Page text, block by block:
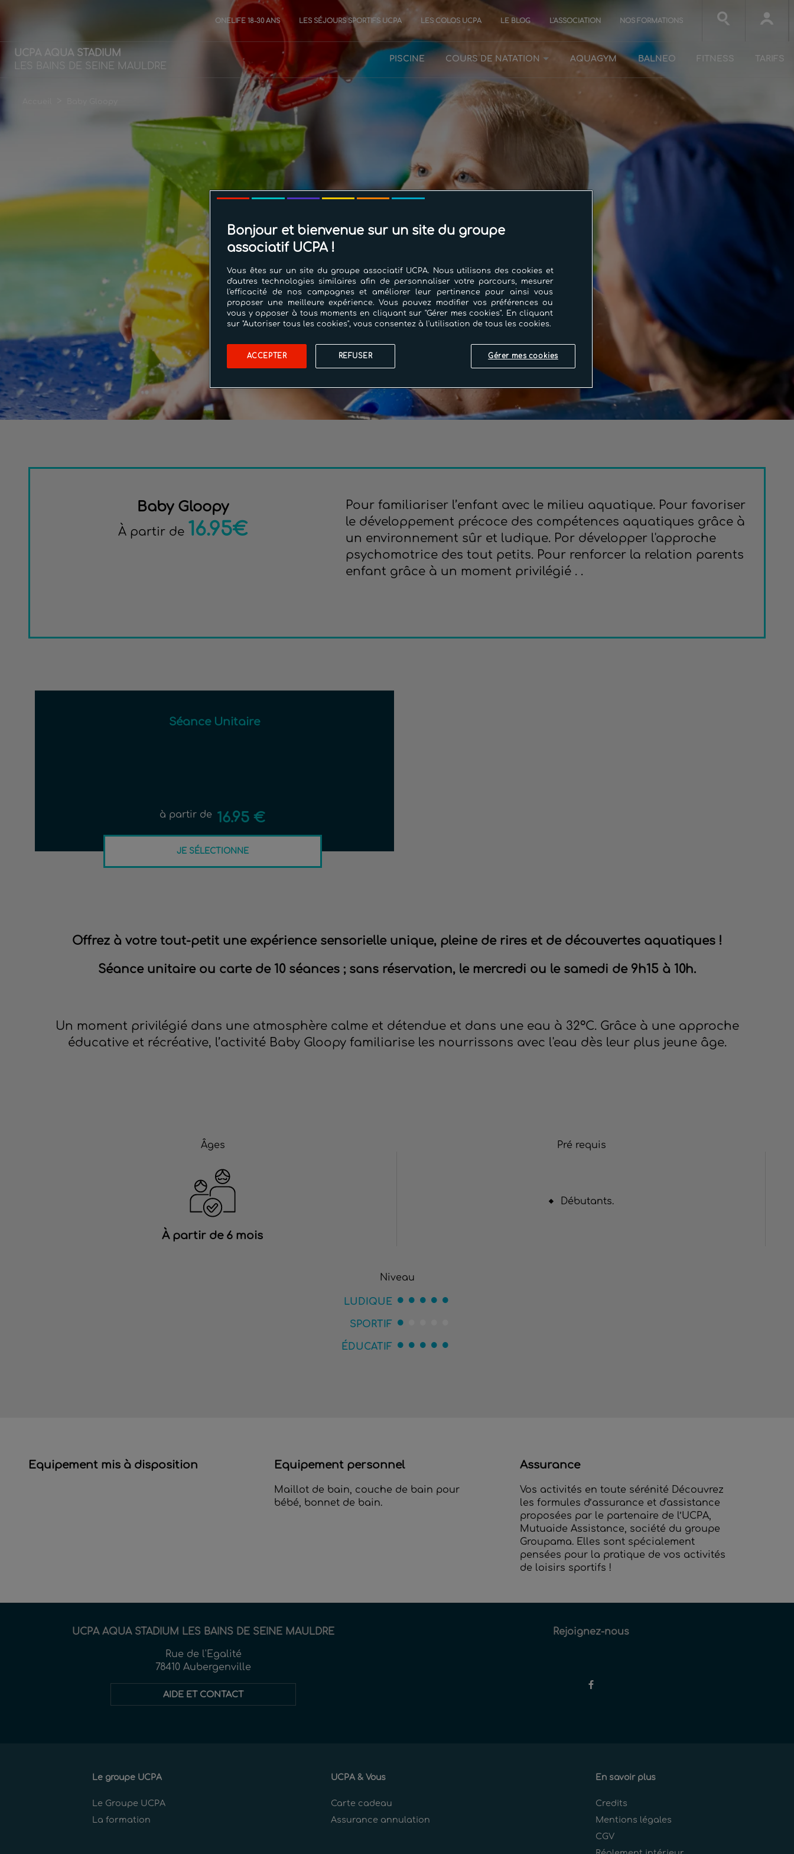
ONELIFE 18-30 ANS LES SÉJOURS SPORTIFS UCPA LES COLOS UCPA LE BLOG L'ASSOCIATION NOS FORMATIONS
UCPA AQUA STADIUM
LES BAINS DE SEINE MAULDRE
PISCINE COURS DE NATATION AQUAGYM BALNEO FITNESS TARIFS
Baby Gloopy
Baby Gloopy
À partir de 16.95€
Pour familiariser l’enfant avec le milieu aquatique. Pour favoriser
le développement précoce des compétences aquatiques grâce à
un environnement sûr et ludique. Por développer l'approche
psychomotrice des tout petits. Pour renforcer la relation parents
enfant grâce à un moment privilégié . .
Séance Unitaire
à partir de 16.95 €
JE SÉLECTIONNE
Offrez à votre tout-petit une expérience sensorielle unique, pleine de rires et de découvertes aquatiques !
Séance unitaire ou carte de 10 séances ; sans réservation, le mercredi ou le samedi de 9h15 à 10h.
Un moment privilégié dans une atmosphère calme et détendue et dans une eau à 32°C. Grâce à une approche
éducative et récréative, l’activité Baby Gloopy familiarise les nourrissons avec l'eau dès leur plus jeune âge.
Âges
À partir de 6 mois
Pré requis
Débutants.
Niveau
LUDIQUE
SPORTIF
ÉDUCATIF
Equipement mis à disposition Equipement personnel
Maillot de bain, couche de bain pour
bébé, bonnet de bain.
Assurance
Vos activités en toute sérénité Découvrez
les formules d’assurance et d'assistance
proposées par le partenaire de l’UCPA,
Mutuaide Assistance, société du groupe
Groupama. Elles sont spécialement
pensées pour la pratique de vos activités
de loisirs sportifs !
UCPA AQUA STADIUM LES BAINS DE SEINE MAULDRE
Rue de l'Egalité
78410 Aubergenville
AIDE ET CONTACT
Rejoignez-nous
Le groupe UCPA
Le Groupe UCPA
La formation
UCPA & Vous
Carte cadeau
Assurance annulation
En savoir plus
Credits
Mentions légales
CGV
Bonjour et bienvenue sur un site du groupe
associatif UCPA !
Vous êtes sur un site du groupe associatif UCPA. Nous utilisons des cookies et
d'autres technologies similaires afin de personnaliser votre parcours, mesurer
l'efficacité de nos campagnes et améliorer leur pertinence pour ainsi vous
proposer une meilleure expérience. Vous pouvez modifier vos préférences ou
vous y opposer à tous moments en cliquant sur "Gérer mes cookies". En cliquant
sur "Autoriser tous les cookies", vous consentez à l'utilisation de tous les cookies.
Gérer mes cookies
REFUSER
ACCEPTER